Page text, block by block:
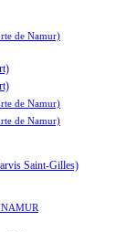
de Namur)
de Namur)
de Namur)
Saint-Gilles)